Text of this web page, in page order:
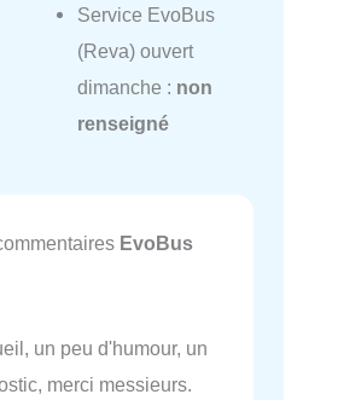
Service EvoBus
(Reva) ouvert
dimanche : non
renseigné
EvoBus
un peu d'humour, un
merci messieurs.